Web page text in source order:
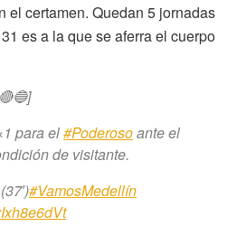
el certamen. Quedan 5 jornadas
es a la que se aferra el cuerpo
para el#Poderosoante el
de visitante.
#VamosMedellín